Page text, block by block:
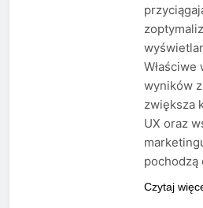
wyników
zwiększa
UX oraz
pochodzą
Czytaj